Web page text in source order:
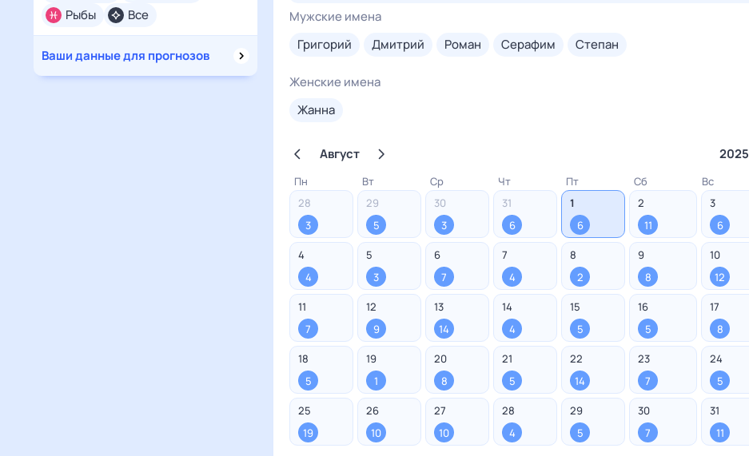
Все
Рыбы
Ваши данные для прогнозов
Мужские имена
григорий
дмитрий роман серафим степан
Женские имена
жанна
Август 2025
Пн Вт Ср Чт Пт Сб
Вс
28
3
29
5
30
3
31
6
1
6
2
11
3
6
4
4
5
3
6
7
7
4
8
2
9
8
10
12
11
7
12
9
13
14
14
4
15
5
16
5
17
8
18
5
19
1
20
8
21
5
22
14
23
7
24
5
25
19
26
10
27
10
28
4
29
5
30
7
31
11